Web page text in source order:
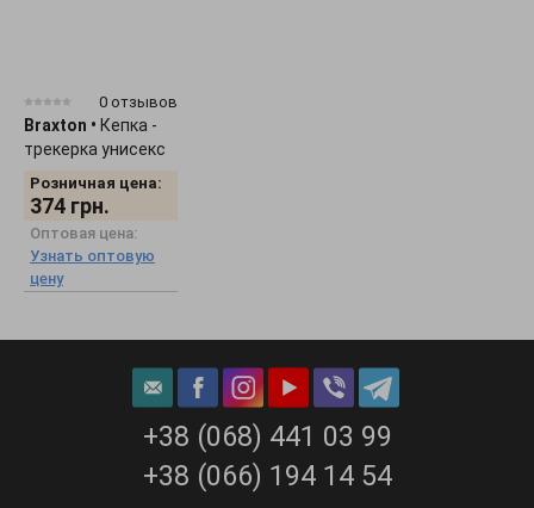
0 отзывов
Braxton • Кепка -
трекерка унисекс
Розничная цена:
374 грн.
Оптовая цена:
Узнать оптовую
цену
+38 (068) 441 03 99
+38 (066) 194 14 54